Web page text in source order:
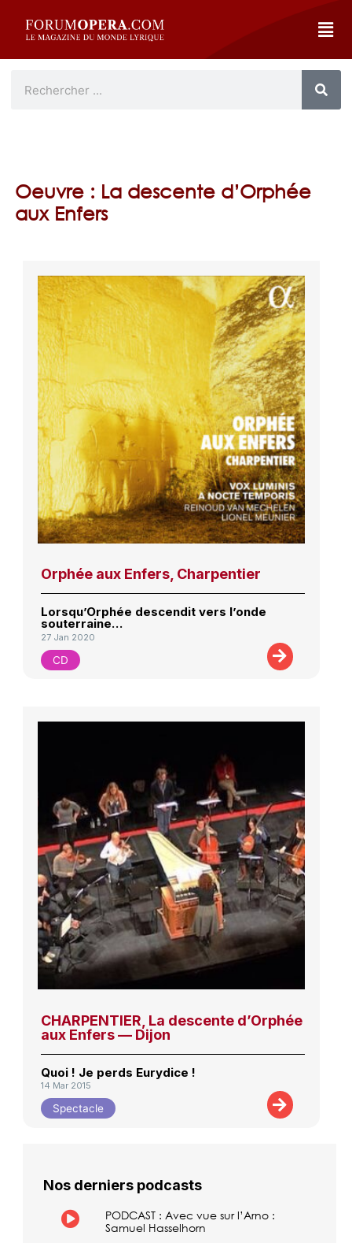
Oeuvre : La descente d’Orphée
aux Enfers
Orphée aux Enfers, Charpentier
Lorsqu’Orphée descendit vers l’onde
souterraine…
27 Jan 2020
CD
CHARPENTIER, La descente d’Orphée
aux Enfers — Dijon
Quoi ! Je perds Eurydice !
14 Mar 2015
Spectacle
Nos derniers podcasts
PODCAST : Avec vue sur l’Arno :
Samuel Hasselhorn